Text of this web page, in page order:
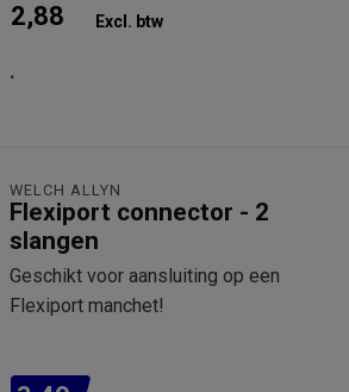
2,88 Excl. btw
.
WELCH ALLYN
Flexiport connector - 2
slangen
Geschikt voor aansluiting op een
Flexiport manchet!